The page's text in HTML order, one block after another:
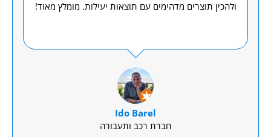
ולהכין תוצרים מדהימים עם תוצאות יעילות. מומלץ מאוד!
Ido Barel
חברת רכב ותעבורה